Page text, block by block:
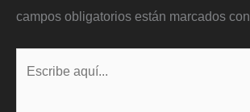
campos obligatorios están marcados con